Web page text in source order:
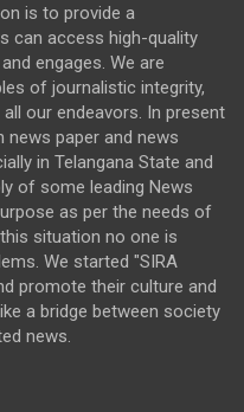
is to provide a
can access high-quality
engages. We are
of journalistic integrity,
our endeavors. In present
news paper and news
in Telangana State and
of some leading News
as per the needs of
situation no one is
We started "SIRA
promote their culture and
a bridge between society
news.